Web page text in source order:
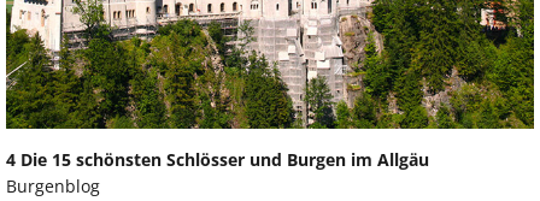
4 Die 15 schönsten Schlösser und Burgen im Allgäu
Burgenblog